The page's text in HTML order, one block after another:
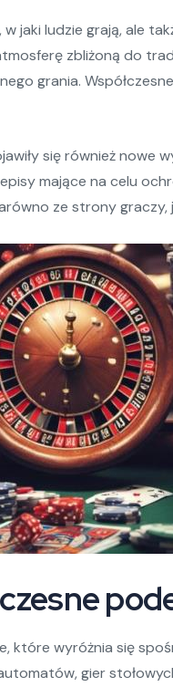
jaki ludzie grają, ale
zbliżoną do
grania.
się również nowe
mające na celu
ze strony graczy,
które wyróżnia się
gier